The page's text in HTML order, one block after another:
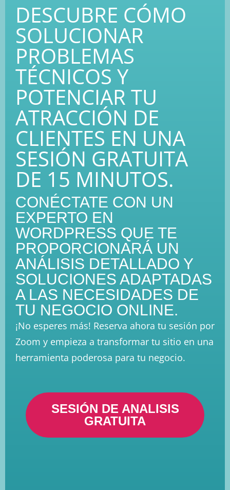
DESCUBRE CÓMO
SOLUCIONAR
PROBLEMAS
TÉCNICOS Y
POTENCIAR TU
ATRACCIÓN DE
CLIENTES EN UNA
SESIÓN GRATUITA
DE 15 MINUTOS.
CONÉCTATE CON UN
EXPERTO EN
WORDPRESS QUE TE
PROPORCIONARÁ UN
ANÁLISIS DETALLADO Y
SOLUCIONES ADAPTADAS
A LAS NECESIDADES DE
TU NEGOCIO ONLINE.
¡No esperes más! Reserva ahora tu sesión por
Zoom y empieza a transformar tu sitio en una
herramienta poderosa para tu negocio.
SESIÓN DE ANALISIS
GRATUITA